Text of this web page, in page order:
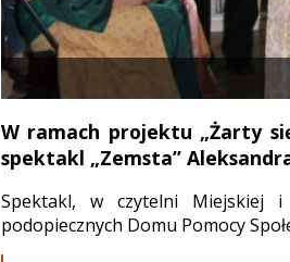
W ramach projektu „Żarty
spektakl „Zemsta”
Spektakl, w czytelni Miejskiej
podopiecznych Domu Pomocy